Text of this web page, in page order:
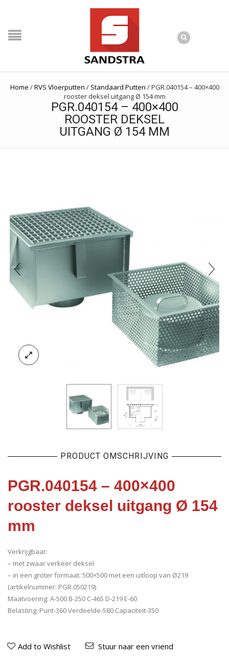
Home /RVS Vloerputten /Standaard Putten /PGR.040154 – 400×400
rooster deksel uitgang Ø 154 mm
PGR.040154 – 400×400
ROOSTER DEKSEL
UITGANG Ø 154 MM
PRODUCT OMSCHRIJVING
PGR.040154 – 400×400
rooster deksel uitgang Ø 154
mm
Verkrijgbaar:
– met zwaar verkeer deksel
– in een groter formaat: 500×500 met een uitloop van Ø219
(artikelnummer: PGR.050219)
Maatvoering: A-500 B-250 C-465 D-219 E-60
Belasting: Punt-360 Verdeelde-580 Capaciteit-350
Add to Wishlist Stuur naar een vriend